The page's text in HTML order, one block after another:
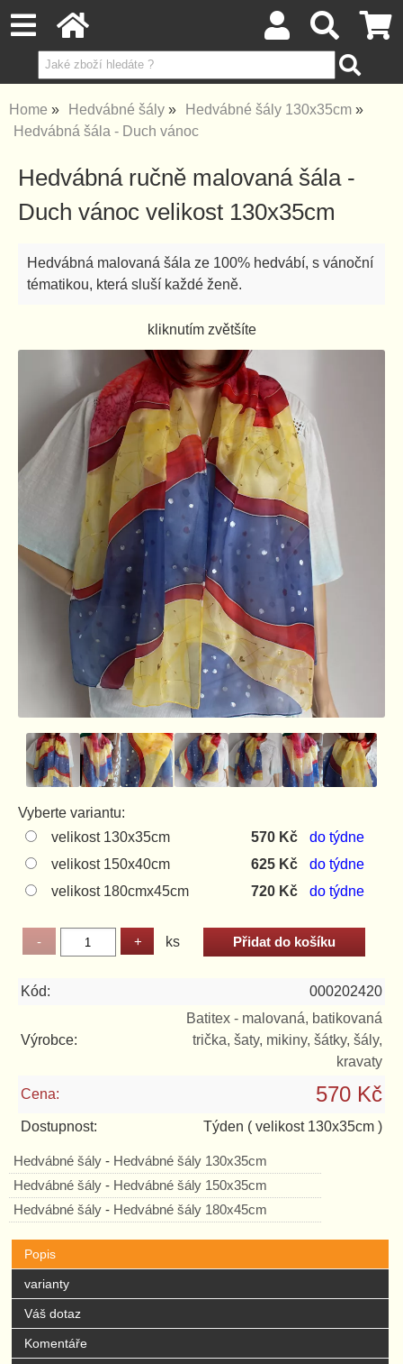
Home Hedvábné šály
Hedvábné šály 130x35cm
Hedvábná šála - Duch vánoc
Hedvábná ručně malovaná šála -
Duch vánoc velikost 130x35cm
Hedvábná malovaná šála ze 100% hedvábí, s vánoční
tématikou, která sluší každé ženě.
kliknutím zvětšíte
Vyberte variantu:
velikost 130x35cm
570 Kč
do týdne
velikost 150x40cm
625 Kč
do týdne
velikost 180cmx45cm
720 Kč do týdne
ks
Kód: 000202420
Výrobce:
Batitex - malovaná, batikovaná
trička, šaty, mikiny, šátky, šály,
kravaty
Cena: 570 Kč
Dostupnost: Týden ( velikost 130x35cm )
Hedvábné šály - Hedvábné šály 130x35cm
Hedvábné šály - Hedvábné šály 150x35cm
Hedvábné šály - Hedvábné šály 180x45cm
Popis
varianty
Váš dotaz
Komentáře